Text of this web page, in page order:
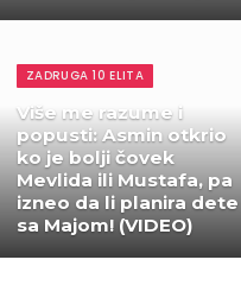
ZADRUGA 10 ELITA
Više me razume i
popusti: Asmin otkrio
ko je bolji čovek
Mevlida ili Mustafa, pa
izneo da li planira dete
sa Majom! (VIDEO)